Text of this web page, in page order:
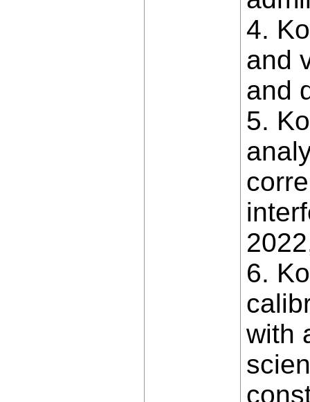
4.
and
and
5.
6.
with